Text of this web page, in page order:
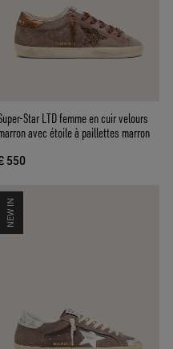
Star LTD femme en cuir velours
avec étoile à paillettes marron
550
NEW IN